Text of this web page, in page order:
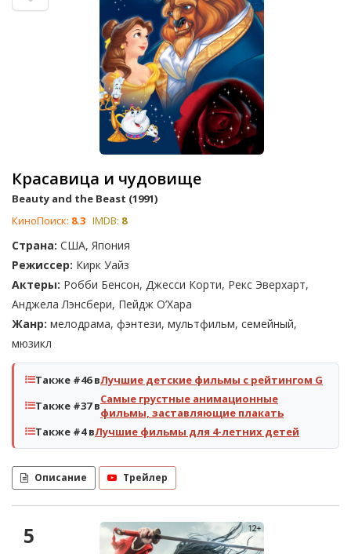
Красавица и чудовище
Beauty and the Beast (1991)
КиноПоиск: 8.3 IMDB: 8
Страна: США, Япония
Режиссер: Кирк Уайз
Актеры: Робби Бенсон, Джесси Корти, Рекс Эверхарт,
Анджела Лэнсбери, Пейдж О’Хара
Жанр: мелодрама, фэнтези, мультфильм, семейный,
мюзикл
Также #46 вЛучшие детские фильмы с рейтингом G
Также #37 вСамые грустные анимационные
фильмы, заставляющие плакать
Также #4 вЛучшие фильмы для 4-летних детей
Описание Трейлер
5